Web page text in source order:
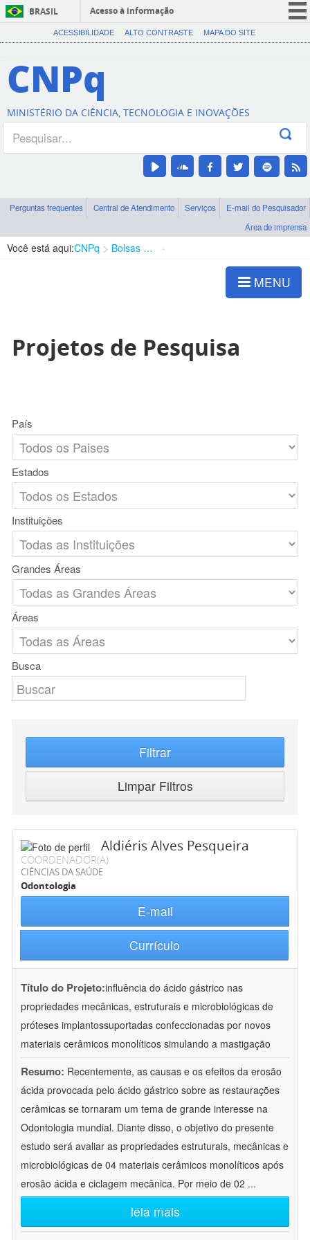
BRASIL
Acesso à informação
CORONAVÍRUS (COVID-19)
Canais
ACESSIBILIDADE ALTO CONTRASTE MAPA DO SITE
CNPq
MINISTÉRIO DA CIÊNCIA, TECNOLOGIA E INOVAÇÕES
Perguntas frequentes Central de Atendimento Serviços
E-mail do Pesquisador
Área de imprensa
Você está aqui:CNPq Bolsas e Auxílios Vigentes
MENU
Projetos de Pesquisa
País
Estados
Instituições
Grandes Áreas
Áreas
Busca
Filtrar
Limpar Filtros
Aldiéris Alves Pesqueira
COORDENADOR(A)
CIÊNCIAS DA SAÚDE
Odontologia
E-mail
Currículo
Título do Projeto:influência do ácido gástrico nas
propriedades mecânicas, estruturais e microbiológicas de
próteses implantossuportadas confeccionadas por novos
materiais cerâmicos monolíticos simulando a mastigação
Resumo: Recentemente, as causas e os efeitos da erosão
ácida provocada pelo ácido gástrico sobre as restaurações
cerâmicas se tornaram um tema de grande interesse na
Odontologia mundial. Diante disso, o objetivo do presente
estudo será avaliar as propriedades estruturais, mecânicas e
microbiológicas de 04 materiais cerâmicos monolíticos após
erosão ácida e ciclagem mecânica. Por meio de 02 ...
leia mais